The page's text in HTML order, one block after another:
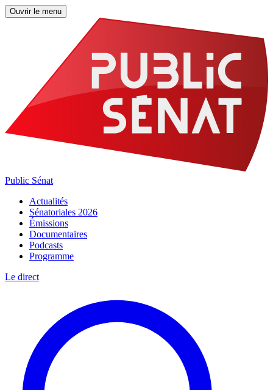
Ouvrir le menu
Public Sénat
Actualités
Sénatoriales 2026
Émissions
Documentaires
Podcasts
Programme
Le direct